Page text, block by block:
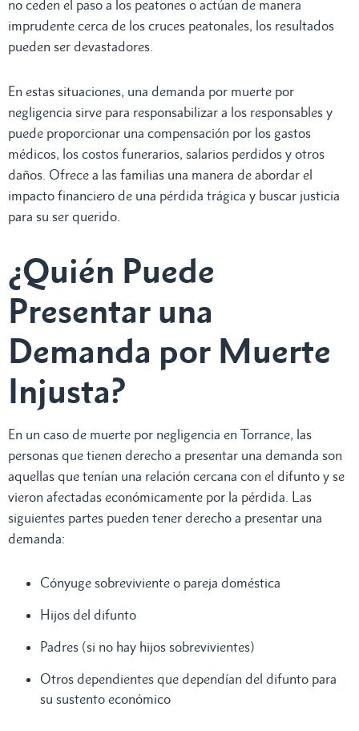
no ceden el paso a los peatones o actúan de manera
imprudente cerca de los cruces peatonales, los resultados
pueden ser devastadores.
En estas situaciones, una demanda por muerte por
negligencia sirve para responsabilizar a los responsables y
puede proporcionar una compensación por los gastos
médicos, los costos funerarios, salarios perdidos y otros
daños. Ofrece a las familias una manera de abordar el
impacto financiero de una pérdida trágica y buscar justicia
para su ser querido.
¿Quién Puede
Presentar una
Demanda por Muerte
Injusta?
En un caso de muerte por negligencia en Torrance, las
personas que tienen derecho a presentar una demanda son
aquellas que tenían una relación cercana con el difunto y se
vieron afectadas económicamente por la pérdida. Las
siguientes partes pueden tener derecho a presentar una
demanda:
Cónyuge sobreviviente o pareja doméstica
Hijos del difunto
Padres (si no hay hijos sobrevivientes)
Otros dependientes que dependían del difunto para
su sustento económico